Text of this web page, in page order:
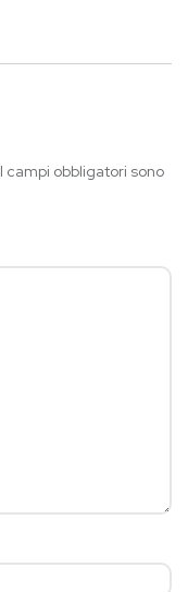
I campi obbligatori sono